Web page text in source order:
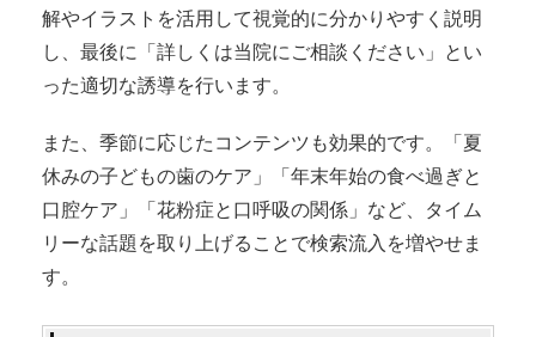
解やイラストを活用して視覚的に分かりやすく説明
し、最後に「詳しくは当院にご相談ください」とい
った適切な誘導を行います。
また、季節に応じたコンテンツも効果的です。「夏
休みの子どもの歯のケア」「年末年始の食べ過ぎと
口腔ケア」「花粉症と口呼吸の関係」など、タイム
リーな話題を取り上げることで検索流入を増やせま
す。